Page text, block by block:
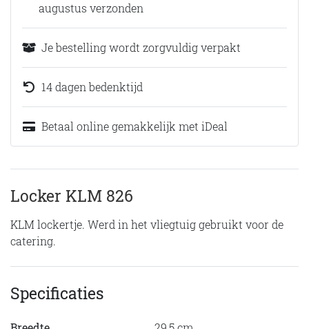
augustus verzonden
Je bestelling wordt zorgvuldig verpakt
14 dagen bedenktijd
Betaal online gemakkelijk met iDeal
Locker KLM 826
KLM lockertje. Werd in het vliegtuig gebruikt voor de
catering.
Specificaties